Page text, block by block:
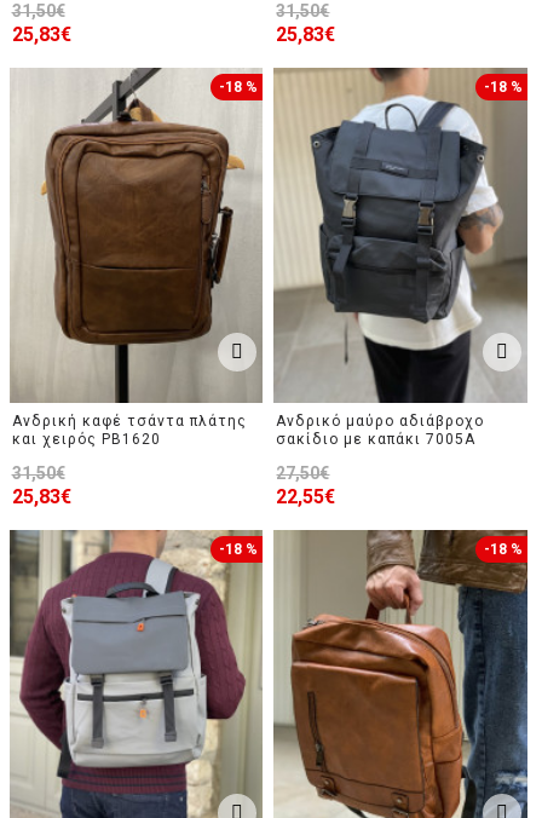
25,83€
31,50€
25,83€
31,50€
-18 %
Ανδρική καφέ τσάντα πλάτης
και χειρός PB1620
25,83€
31,50€
-18 %
Ανδρικό μαύρο αδιάβροχο
σακίδιο με καπάκι 7005A
22,55€
27,50€
-18 % -18 %